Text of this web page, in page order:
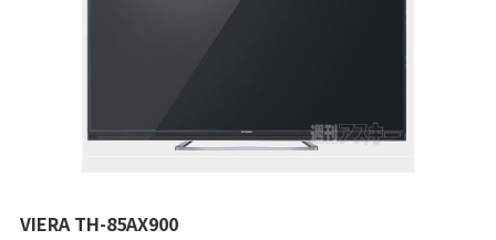
VIERA TH-85AX900